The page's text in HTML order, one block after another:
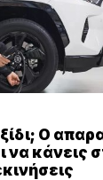
Ο
να κάνεις